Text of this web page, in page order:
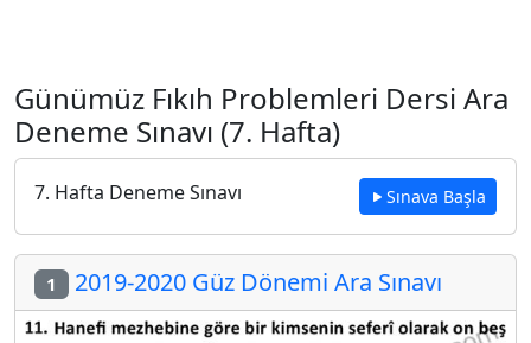
Günümüz Fıkıh Problemleri Dersi Ara
Deneme Sınavı (7. Hafta)
7. Hafta Deneme Sınavı Sınava Başla
1 2019-2020 Güz Dönemi Ara Sınavı